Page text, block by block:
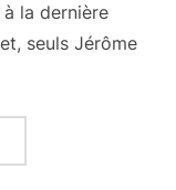
la dernière
seuls Jérôme
2014- CHAMPIONS